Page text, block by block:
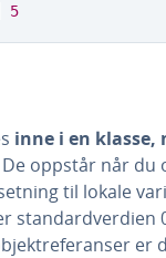
5
inne i en klasse,
De oppstår når
til lokale
standardverdien
er